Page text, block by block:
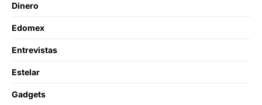
Dinero
Edomex
Entrevistas
Estelar
Gadgets